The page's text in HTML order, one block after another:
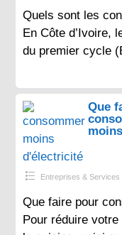
Quels sont les
En Côte d’Ivoire,
du premier cycle
Que
Entreprises & Services
Que faire pour
Pour réduire votre